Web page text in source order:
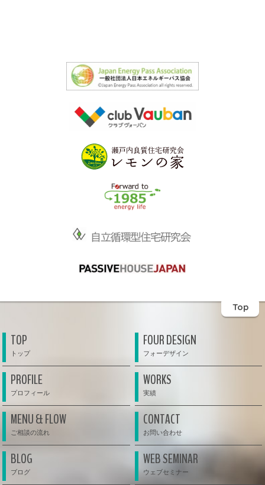
Top
TOP FOUR DESIGN
PROFILE WORKS
MENU & FLOW CONTACT
BLOG WEB SEMINAR